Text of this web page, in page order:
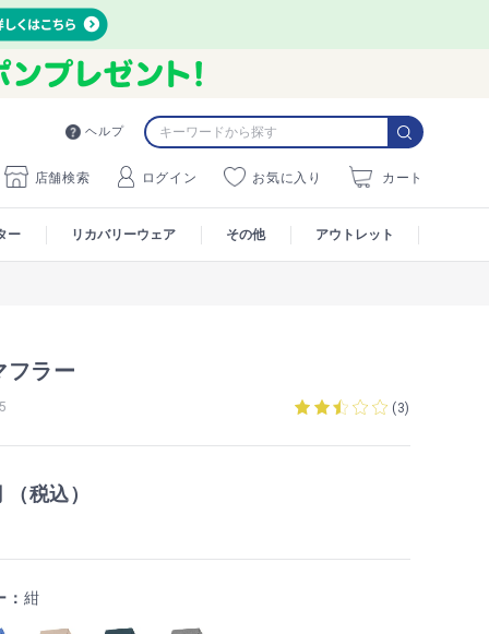
ヘルプ
店舗検索 ログイン お気に入り カート
ー リカバリーウェア その他 アウトレット
フラー
(3)
（税込）
紺